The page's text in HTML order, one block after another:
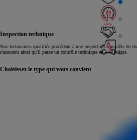
Inspection technique
Nos techniciens qualifiés procèdent à une inspection complète de
s'assurent ainsi qu'il passe un contrôle technique en 145 points.
Choisissez le type qui vous convient